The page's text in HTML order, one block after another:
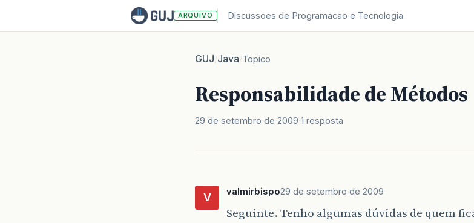
ARQUIVO Discussoes de Programacao e Tecnologia
GUJ/Java/Topico
Responsabilidade de Métodos
29 de setembro de 2009 1 resposta
V valmirbispo29 de setembro de 2009
Seguinte. Tenho algumas dúvidas de quem